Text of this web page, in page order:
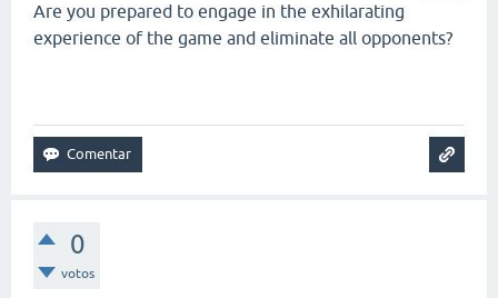
Are you prepared to engage in the exhilarating
experience of the game and eliminate all opponents?
0
votos